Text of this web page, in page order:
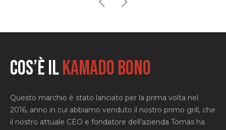
Cos’è ilKAMADO BONO
Questo marchio è stato lanciato per la prima volta nel
2016, anno in cui abbiamo venduto il nostro primo grill, che
il nostro attuale CEO e fondatore dell’azienda Tomas ha